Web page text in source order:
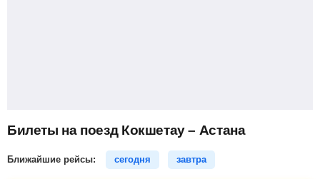
Билеты на поезд Кокшетау – Астана
Ближайшие рейсы: сегодня завтра